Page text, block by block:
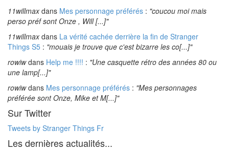
11willmaxdans Mes personnage préférés : "coucou moi mais
perso préf sont Onze , Will [...]"
11willmaxdans La vérité cachée derrière la fin de Stranger
Things S5 : "mouais je trouve que c'est bizarre les co[...]"
rowiwdans Help me !!!! : "Une casquette rétro des années 80 ou
une lamp[...]"
rowiwdans Mes personnage préférés : "Mes personnages
préférée sont Onze, Mike et M[...]"
Sur Twitter
Tweets by Stranger Things Fr
Les dernières actualités...